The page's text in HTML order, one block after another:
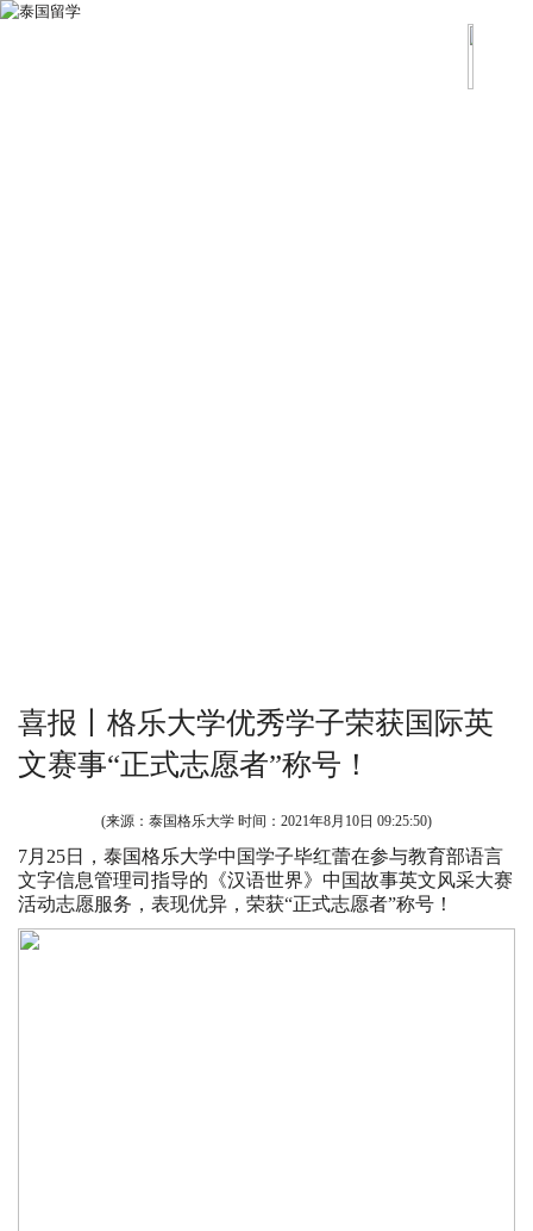
喜报丨格乐大学优秀学子荣获国际英
文赛事“正式志愿者”称号！
(来源：泰国格乐大学 时间： 2021年8月10日 09:25:50)
7月25日， 泰国格乐大学中国学子毕红蕾在参与教育部语言
文字信息管理司指导的《汉语世界》中国故事英文风采大赛
活动志愿服务，表现优异，荣获“正式志愿者”称号！